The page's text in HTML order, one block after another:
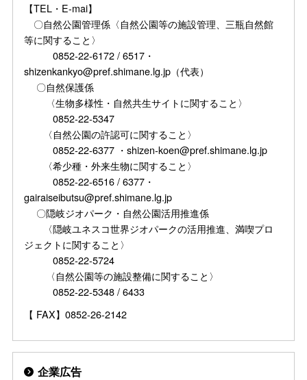
【TEL・E-mai】
〇自然公園管理係〈自然公園等の施設管理、三瓶自然館
等に関すること〉
0852-22-6172 / 6517・
shizenkankyo@pref.shimane.lg.jp（代表）
〇自然保護係
〈生物多様性・自然共生サイトに関すること〉
0852-22-5347
〈自然公園の許認可に関すること〉
0852-22-6377 ・shizen-koen@pref.shimane.lg.jp
〈希少種・外来生物に関すること〉
0852-22-6516 / 6377・
gairaiseibutsu@pref.shimane.lg.jp
〇隠岐ジオパーク・自然公園活用推進係
〈隠岐ユネスコ世界ジオパークの活用推進、満喫プロ
ジェクトに関すること〉
0852-22-5724
〈自然公園等の施設整備に関すること〉
0852-22-5348 / 6433
【 FAX】0852-26-2142
企業広告